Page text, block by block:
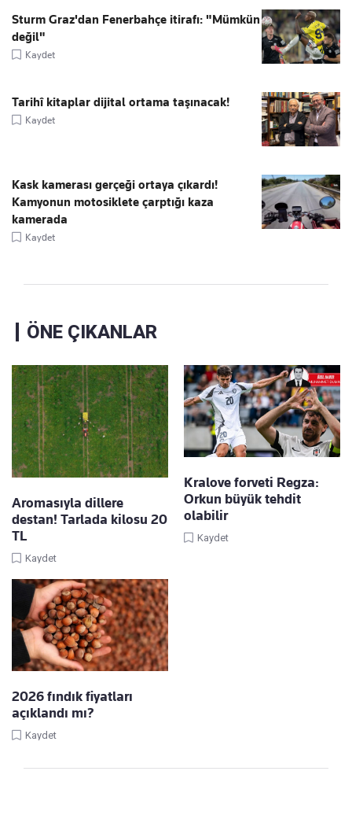
Sturm Graz'dan Fenerbahçe itirafı: "Mümkün
değil"
Kaydet
Tarihî kitaplar dijital ortama taşınacak!
Kaydet
Kask kamerası gerçeği ortaya çıkardı!
Kamyonun motosiklete çarptığı kaza
kamerada
Kaydet
ÖNE ÇIKANLAR
Aromasıyla dillere
destan! Tarlada kilosu 20
TL
Kaydet
Kralove forveti Regza:
Orkun büyük tehdit
olabilir
Kaydet
2026 fındık fiyatları
açıklandı mı?
Kaydet